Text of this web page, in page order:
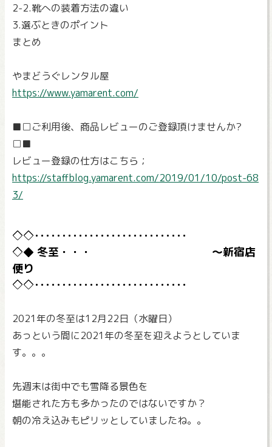
2-2.靴への装着方法の違い
3.選ぶときのポイント
まとめ
やまどうぐレンタル屋
https://www.yamarent.com/
■□ご利用後、商品レビューのご登録頂けませんか?
□■
レビュー登録の仕方はこちら；
https://staffblog.yamarent.com/2019/01/10/post-68
3/
冬至・・・ ～新宿店
便り
2021年の冬至は12月22日（水曜日）
あっという間に2021年の冬至を迎えようとしていま
す。。。
先週末は街中でも雪降る景色を
堪能された方も多かったのではないですか？
朝の冷え込みもピリッとしていましたね。。